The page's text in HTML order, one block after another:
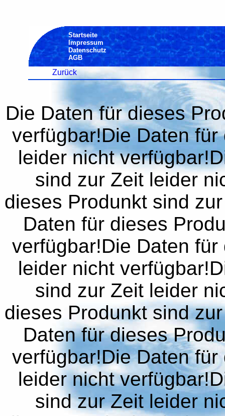
Startseite
Impressum
Datenschutz
AGB
Zurück
Die Daten für dieses
verfügbar!Die Daten
leider nicht
sind zur Zeit leider
dieses Produnkt sind
Daten für dieses
verfügbar!Die Daten
leider nicht
sind zur Zeit leider
dieses Produnkt sind
Daten für dieses
verfügbar!Die Daten
leider nicht
sind zur Zeit leider